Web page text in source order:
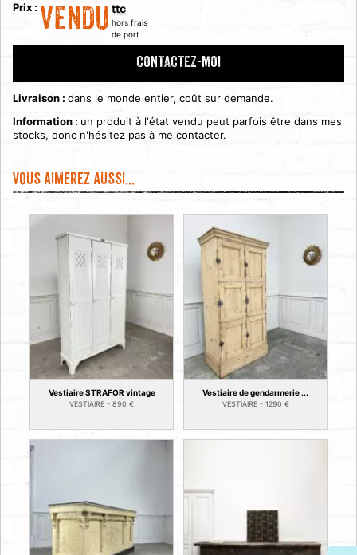
Prix : VENDU ttc
hors frais
de port
CONTACTEZ-MOI
Livraison : dans le monde entier, coût sur demande.
Information : un produit à l'état vendu peut parfois être dans mes
stocks, donc n'hésitez pas à me contacter.
Vous aimerez aussi...
Vestiaire STRAFOR vintage
VESTIAIRE - 890 €
Vestiaire de gendarmerie ...
VESTIAIRE - 1290 €